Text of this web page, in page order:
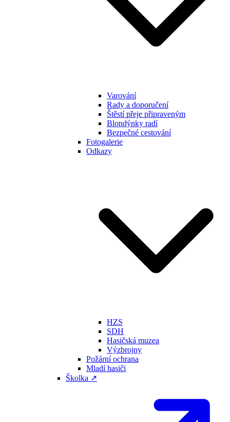
Varování
Rady a doporučení
Štěstí přeje připraveným
Blondýnky radí
Bezpečné cestování
Fotogalerie
Odkazy
HZS
SDH
Hasičská muzea
Výzbrojny
Požární ochrana
Mladí hasiči
Školka ↗